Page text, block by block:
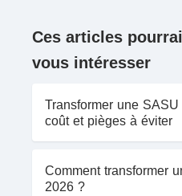
Ces articles
vous intéresser
Transformer une
coût et pièges à éviter
Comment transformer
2026 ?